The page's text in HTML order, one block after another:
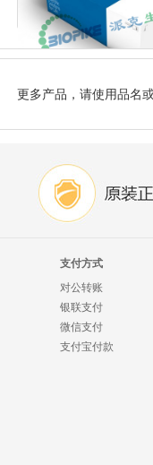
更多产品，请使用品名
支付方式
对公转账
银联支付
微信支付
支付宝付款